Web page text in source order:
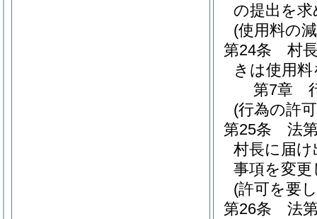
の提出を
(使用料の
第24条
村
きは使用
第7章
(行為の許
第25条
法
村長に届
事項を変
(許可を要
第26条
法